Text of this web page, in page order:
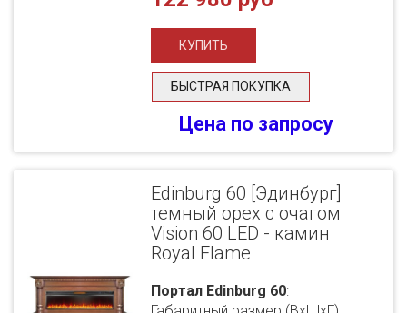
БЫСТРАЯ ПОКУПКА
Цена по запросу
Edinburg 60 [Эдинбург]
темный орех с очагом
Vision 60 LED - камин
Royal Flame
Портал Edinburg 60: